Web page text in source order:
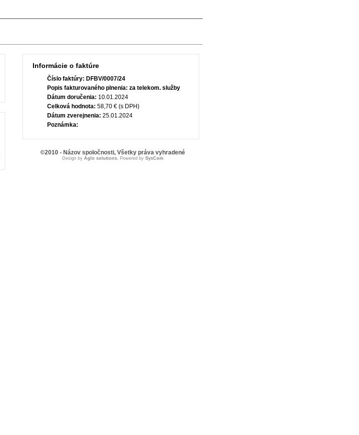
Informácie o faktúre
Číslo faktúry: DFBV/0007/24
Popis fakturovaného plnenia: za telekom. služby
Dátum doručenia: 10.01.2024
Celková hodnota: 58,70 € (s DPH)
Dátum zverejnenia: 25.01.2024
Poznámka:
©2010 - Názov spoločnosti, Všetky práva vyhradené
Design by Aglo solutions, Powered by SysCom